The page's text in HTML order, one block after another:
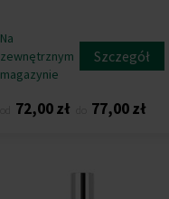
Na
zewnętrznym
magazynie
Szczegół
72,00 zł 77,00 zł